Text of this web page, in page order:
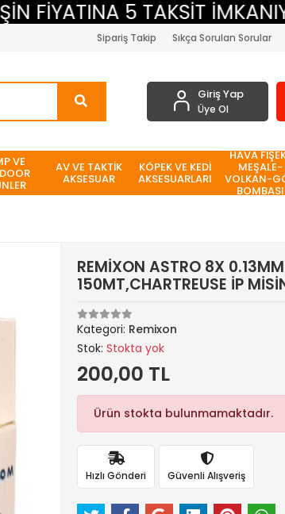
5 TAKSİT İMKANIYLA
Sipariş Takip Sıkça Sorulan Sorular
Giriş Yap
Üye Ol
VE AV VE TAKTİK
AKSESUAR
KÖPEK VE KEDİ
AKSESUARLARI
HAVA
MEŞALE-
VOLKAN-
BOMBASI
REMİXON ASTRO 8X 0.13MM
150MT,CHARTREUSE İP
Kategori: Remixon
Stok:Stokta yok
200,00 TL
Ürün stokta bulunmamaktadır.
Hızlı Gönderi Güvenli Alışveriş